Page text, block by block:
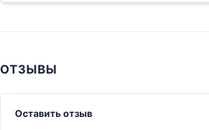
ОТЗЫВЫ
Оставить отзыв